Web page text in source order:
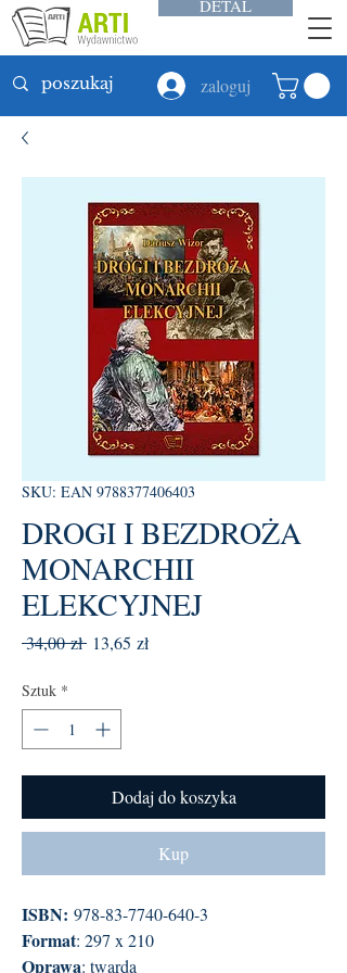
DETAL
zaloguj
SKU: EAN 9788377406403
DROGI I BEZDROŻA
MONARCHII
ELEKCYJNEJ
34,00 zł Regularna
13,65 złCena
Sztuk *
Dodaj do koszyka
Kup
ISBN: 978-83-7740-640-3
Format: 297 x 210
Oprawa: twarda